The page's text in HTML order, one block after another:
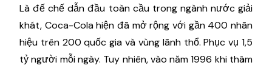
Là đế chế dẫn đầu toàn cầu trong ngành nước giải
khát, Coca-Cola hiện đã mở rộng với gần 400 nhãn
hiệu trên 200 quốc gia và vùng lãnh thổ. Phục vụ 1,5
tỷ người mỗi ngày. Tuy nhiên, vào năm 1996 khi thâm